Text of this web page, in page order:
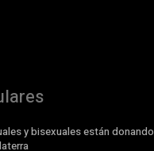
y bisexuales están donando